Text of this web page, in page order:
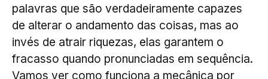
palavras que são verdadeiramente capazes
de alterar o andamento das coisas, mas ao
invés de atrair riquezas, elas garantem o
fracasso quando pronunciadas em sequência.
Vamos ver como funciona a mecânica por